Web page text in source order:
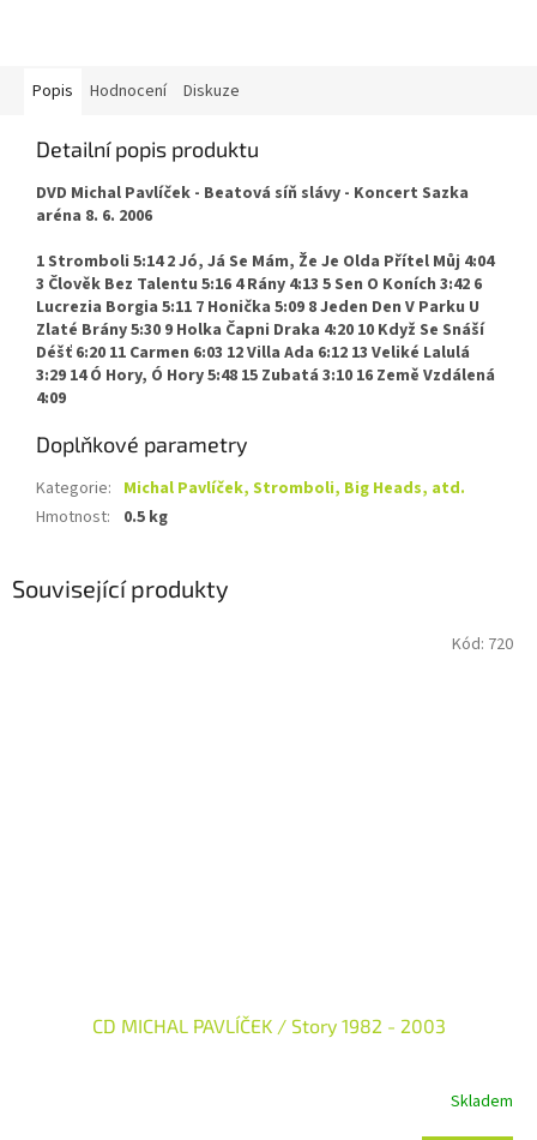
Popis Hodnocení Diskuze
Detailní popis produktu
DVD Michal Pavlíček - Beatová síň slávy - Koncert Sazka
aréna 8. 6. 2006
1 Stromboli 5:14 2 Jó, Já Se Mám, Že Je Olda Přítel Můj 4:04
3 Člověk Bez Talentu 5:16 4 Rány 4:13 5 Sen O Koních 3:42 6
Lucrezia Borgia 5:11 7 Honička 5:09 8 Jeden Den V Parku U
Zlaté Brány 5:30 9 Holka Čapni Draka 4:20 10 Když Se Snáší
Déšť 6:20 11 Carmen 6:03 12 Villa Ada 6:12 13 Veliké Lalulá
3:29 14 Ó Hory, Ó Hory 5:48 15 Zubatá 3:10 16 Země Vzdálená
4:09
Doplňkové parametry
Kategorie: Michal Pavlíček, Stromboli, Big Heads, atd.
Hmotnost: 0.5 kg
Související produkty
CD MICHAL PAVLÍČEK / Story 1982 - 2003
Skladem
Kód: 720